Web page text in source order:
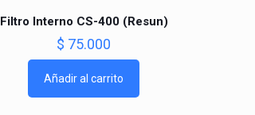
Filtro Interno CS-400 (Resun)
$ 75.000
Añadir al carrito